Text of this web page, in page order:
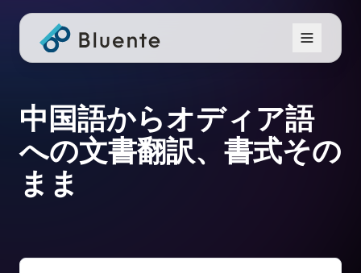
中国語からオディア語
への文書翻訳、書式その
まま